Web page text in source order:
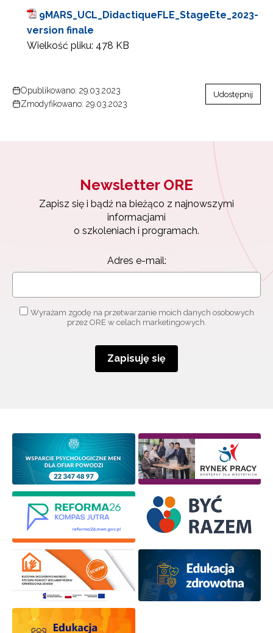
9MARS_UCL_DidactiqueFLE_StageEte_2023-
version finale
Wielkość pliku: 478 KB
Opublikowano: 29.03.2023
Zmodyfikowano: 29.03.2023
Udostępnij
Newsletter ORE
Zapisz się i bądź na bieżąco z najnowszymi
informacjami
o szkoleniach i programach.
Adres e-mail:
Wyrażam zgodę na przetwarzanie moich danych osobowych
przez ORE w celach marketingowych.
Zapisuję się